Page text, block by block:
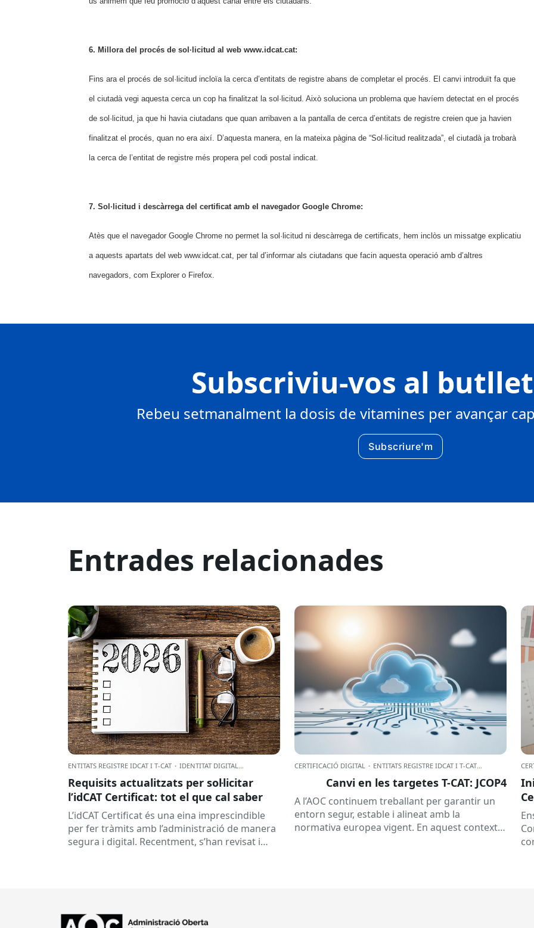
6. Millora del procés de sol·licitud al web www.idcat.cat:
Fins ara el procés de sol·licitud incloïa la cerca d’entitats de registre abans de completar el procés. El canvi introduït fa que
el ciutadà vegi aquesta cerca un cop ha finalitzat la sol·licitud. Això soluciona un problema que havíem detectat en el procés
de sol·licitud, ja que hi havia ciutadans que quan arribaven a la pantalla de cerca d’entitats de registre creien que ja havien
finalitzat el procés, quan no era així. D’aquesta manera, en la mateixa pàgina de “Sol·licitud realitzada”, el ciutadà ja trobarà
la cerca de l’entitat de registre més propera pel codi postal indicat.
7. Sol·licitud i descàrrega del certificat amb el navegador Google Chrome:
Atès que el navegador Google Chrome no permet la sol·licitud ni descàrrega de certificats, hem inclòs un missatge explicatiu
a aquests apartats del web www.idcat.cat, per tal d’informar als ciutadans que facin aquesta operació amb d’altres
navegadors, com Explorer o Firefox.
Subscriviu-vos al
Rebeu setmanalment la dosis de vitamines per avançar
Subscriure'm
Entrades relacionades
ENTITATS REGISTRE IDCAT I T-CAT · IDENTITAT DIGITAL
Requisits actualitzats per sol·licitar
l’idCAT Certificat: tot el que cal saber
L’idCAT Certificat és una eina imprescindible
per fer tràmits amb l’administració de manera
segura i digital. Recentment, s’han revisat i
CERTIFICACIÓ DIGITAL · ENTITATS REGISTRE IDCAT I T-CAT
Canvi en les targetes T-CAT: JCOP4
A l’AOC continuem treballant per garantir un
entorn segur, estable i alineat amb la
normativa europea vigent. En aquest context,